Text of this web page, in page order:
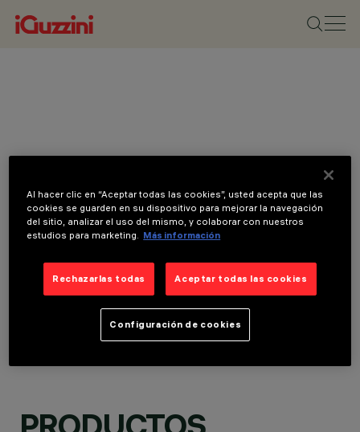
Al hacer clic en “Aceptar todas las cookies”, usted acepta que las
cookies se guarden en su dispositivo para mejorar la navegación
del sitio, analizar el uso del mismo, y colaborar con nuestros
estudios para marketing.
Más información
Rechazarlas todas Aceptar todas las cookies
Configuración de cookies